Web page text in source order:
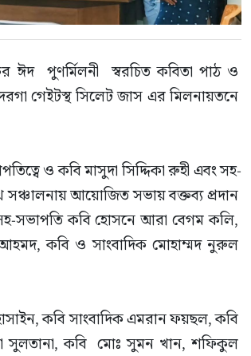
ঈদ  পুণর্মিলনী ‎ স্বরচিত কবিতা পাঠ ও
গেইটস্থ সিলেট জাস এর মিলনায়তনে
ও কবি মাসুদা সিদ্দিকা রুহী এবং সহ-
আয়োজিত সভায় বক্তব্য প্রদান
সভাপতি কবি হোসনে আরা বেগম কলি,
কবি ও সাংবাদিক মোহাম্মদ নুরুল
কবি সাংবাদিক এমরান ফয়ছল, কবি
সুলতানা, কবি  মোঃ সুমন খান, শফিকুল